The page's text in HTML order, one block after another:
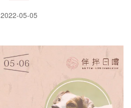
2022-05-05